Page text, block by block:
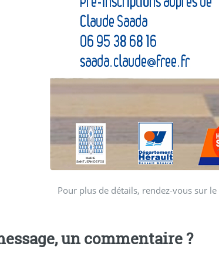
Pour plus de détails, rendez-vous sur le
un commentaire ?